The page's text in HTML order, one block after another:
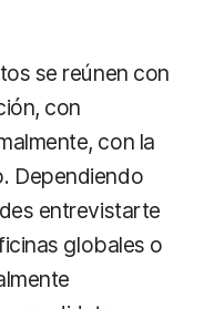
se reúnen con
con
con la
Dependiendo
entrevistarte
globales o